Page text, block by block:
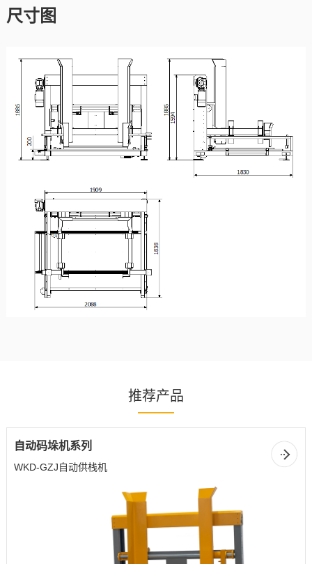
尺寸图
推荐产品
自动码垛机系列
WKD-GZJ自动供栈机